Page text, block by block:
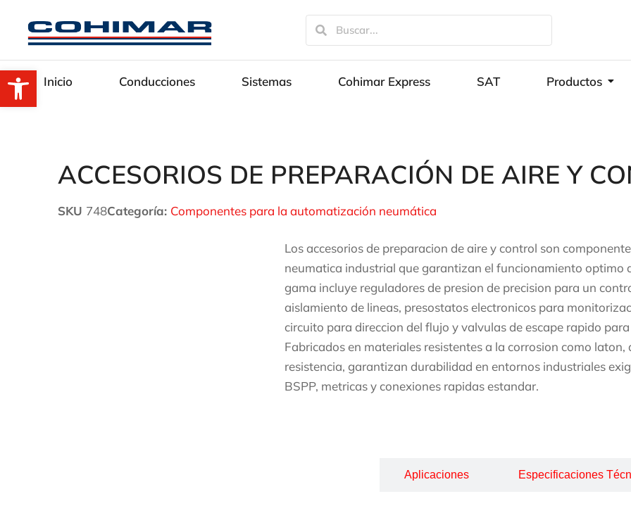
Inicio Conducciones Sistemas Cohimar Express SAT Productos
ACCESORIOS DE PREPARACIÓN DE AIRE Y
SKU 748Categoría: Componentes para la automatización neumática
Los accesorios de preparacion de aire y control son
neumatica industrial que garantizan el funcionamiento optimo
gama incluye reguladores de presion de precision para un
aislamiento de lineas, presostatos electronicos para
circuito para direccion del flujo y valvulas de escape rapido
Fabricados en materiales resistentes a la corrosion como
resistencia, garantizan durabilidad en entornos industriales
BSPP, metricas y conexiones rapidas estandar.
Aplicaciones Especificaciones
Abrir barra de herramientas